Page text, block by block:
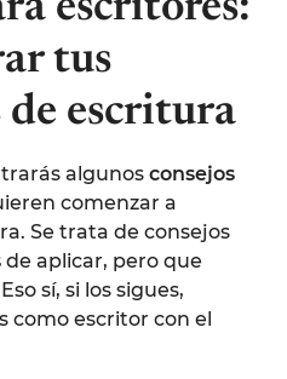
escritores:
tus
escritura
algunos consejos
comenzar a
Se trata de consejos
de aplicar, pero que
sí, si los sigues,
como escritor con el